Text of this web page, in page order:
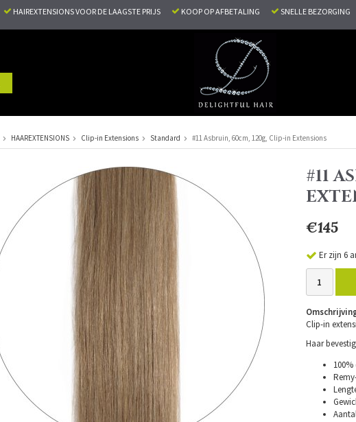
HAIREXTENSIONS VOOR DE LAAGSTE PRIJS KOOP OP AFBETALING SNELLE BEZORGING
HAAREXTENSIONS Clip-in Extensions Standard #11 Asbruin, 60cm, 120g, Clip-in Extensions
#11
€145
Er zijn 6
Clip-in
Haar